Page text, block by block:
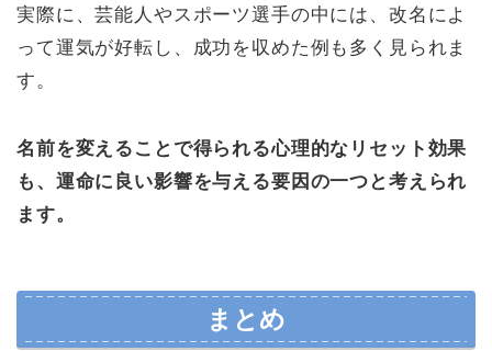
実際に、芸能人やスポーツ選手の中には、改名によ
って運気が好転し、成功を収めた例も多く見られま
す。
名前を変えることで得られる心理的なリセット効果
も、運命に良い影響を与える要因の一つと考えられ
ます。
まとめ